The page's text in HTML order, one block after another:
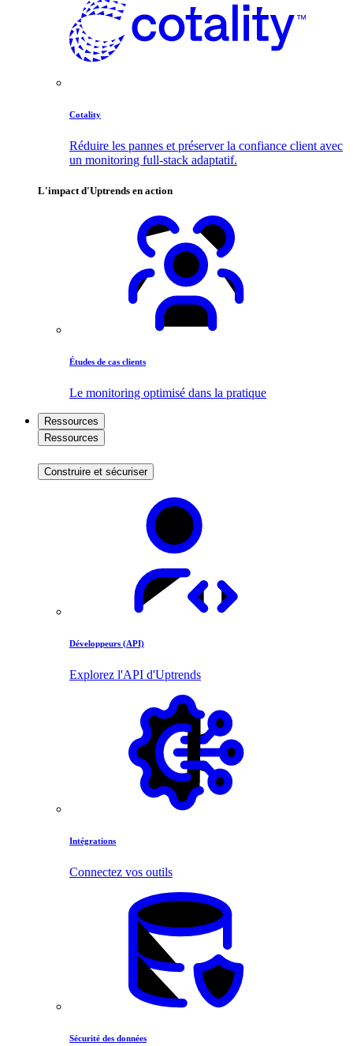
Cotality
Réduire les pannes et préserver la confiance client avec
un monitoring full-stack adaptatif.
L'impact d'Uptrends en action
Études de cas clients
Le monitoring optimisé dans la pratique
Ressources
Ressources
Construire et sécuriser
Développeurs (API)
Explorez l'API d'Uptrends
Intégrations
Connectez vos outils
Sécurité des données